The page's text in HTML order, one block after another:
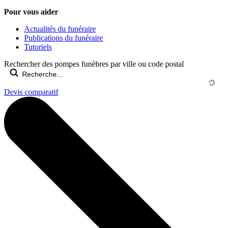
Pour vous aider
Actualités du funéraire
Publications du funéraire
Tutoriels
Rechercher des pompes funèbres par ville ou code postal
Devis comparatif